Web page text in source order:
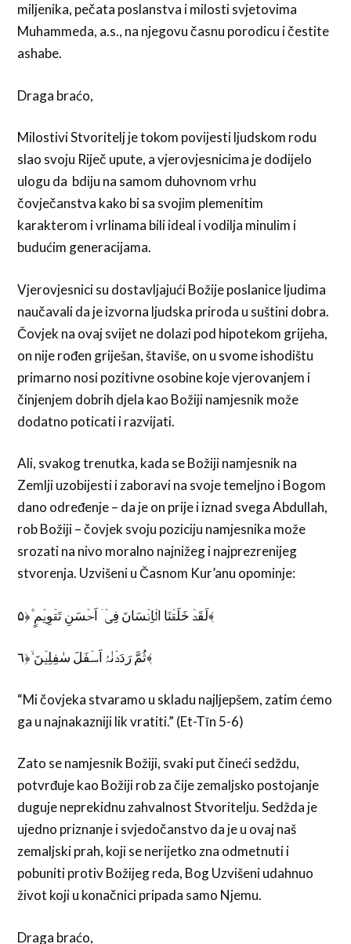
miljenika, pečata poslanstva i milosti svjetovima
Muhammeda, a.s., na njegovu časnu porodicu i čestite
ashabe.
Draga braćo,
Milostivi Stvoritelj je tokom povijesti ljudskom rodu
slao svoju Riječ upute, a vjerovjesnicima je dodijelo
ulogu da bdiju na samom duhovnom vrhu
čovječanstva kako bi sa svojim plemenitim
karakterom i vrlinama bili ideal i vodilja minulim i
budućim generacijama.
Vjerovjesnici su dostavljajući Božije poslanice ljudima
naučavali da je izvorna ljudska priroda u suštini dobra.
Čovjek na ovaj svijet ne dolazi pod hipotekom grijeha,
on nije rođen griješan, štaviše, on u svome ishodištu
primarno nosi pozitivne osobine koje vjerovanjem i
činjenjem dobrih djela kao Božiji namjesnik može
dodatno poticati i razvijati.
Ali, svakog trenutka, kada se Božiji namjesnik na
Zemlji uzobijesti i zaboravi na svoje temeljno i Bogom
dano određenje – da je on prije i iznad svega Abdullah,
rob Božiji – čovjek svoju poziciju namjesnika može
srozati na nivo moralno najnižeg i najprezrenijeg
stvorenja. Uzvišeni u Časnom Kur’anu opominje:
لَقَدۡ خَلَقۡنَا الۡاِنۡسَانَ فِیۡۤ اَحۡسَنِ تَقۡوِیۡمٍ ۫﴿۵﴾
ثُمَّ رَدَدۡنٰہُ اَسۡفَلَ سٰفِلِیۡنَ ۙ﴿٦﴾
“Mi čovjeka stvaramo u skladu najljepšem, zatim ćemo
ga u najnakazniji lik vratiti.” (Et-Tīn 5-6)
Zato se namjesnik Božiji, svaki put čineći sedždu,
potvrđuje kao Božiji rob za čije zemaljsko postojanje
duguje neprekidnu zahvalnost Stvoritelju. Sedžda je
ujedno priznanje i svjedočanstvo da je u ovaj naš
zemaljski prah, koji se nerijetko zna odmetnuti i
pobuniti protiv Božijeg reda, Bog Uzvišeni udahnuo
život koji u konačnici pripada samo Njemu.
Draga braćo,